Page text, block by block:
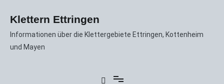
Inhalt
springen
Klettern Ettringen
Informationen über die Klettergebiete Ettringen, Kottenheim
und Mayen